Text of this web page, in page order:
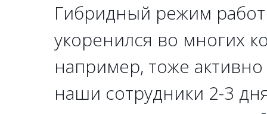
Гибридный режим
укоренился во многих
например, тоже
наши сотрудники 2-3